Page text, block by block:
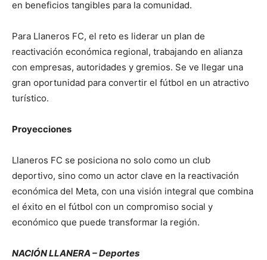
en beneficios tangibles para la comunidad.
Para Llaneros FC, el reto es liderar un plan de
reactivación económica regional, trabajando en alianza
con empresas, autoridades y gremios. Se ve llegar una
gran oportunidad para convertir el fútbol en un atractivo
turístico.
Proyecciones
Llaneros FC se posiciona no solo como un club
deportivo, sino como un actor clave en la reactivación
económica del Meta, con una visión integral que combina
el éxito en el fútbol con un compromiso social y
económico que puede transformar la región.
NACIÓN LLANERA – Deportes